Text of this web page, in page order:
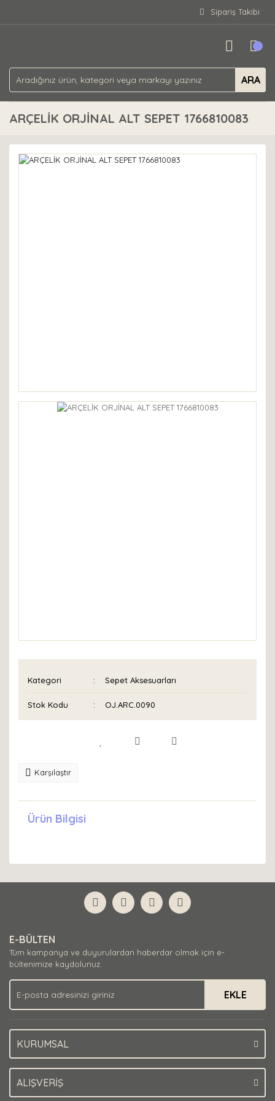
Sipariş Takibi
ARA
ARÇELİK ORJİNAL ALT SEPET 1766810083
Kategori Sepet Aksesuarları
Stok Kodu OJ.ARC.0090
Karşılaştır
Ürün Bilgisi
E-BÜLTEN
Tüm kampanya ve duyurulardan haberdar olmak için e-
bültenimize kaydolunuz.
EKLE
KURUMSAL
ALIŞVERİŞ